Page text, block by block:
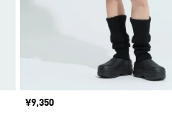
価格
¥9,350